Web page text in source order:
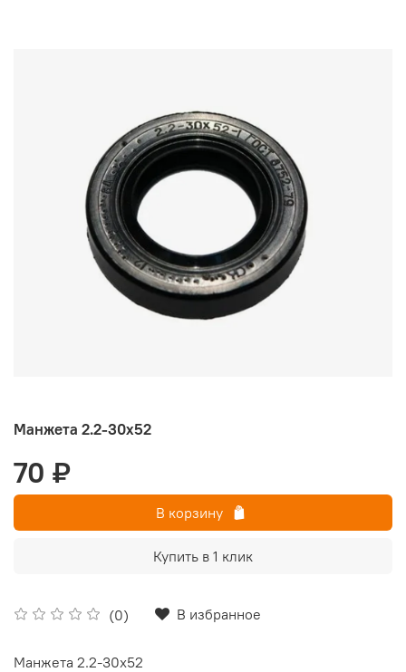
Манжета 2.2-30х52
(0) В избранное
70 ₽
В корзину
Купить в 1 клик
Манжета 2.2-30х52